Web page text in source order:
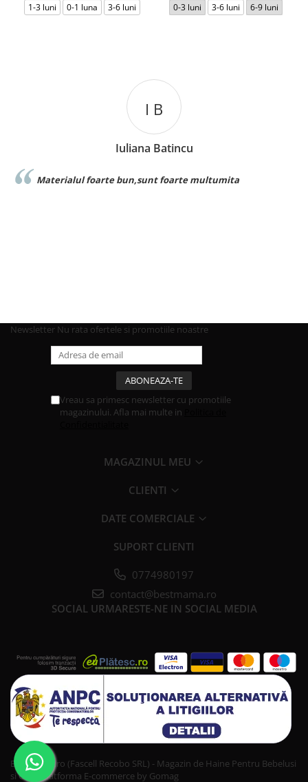
1-3 luni 0-1 luna 3-6 luni 0-3 luni 3-6 luni 6-9 luni
I B
Iuliana Batincu
Materialul foarte bun,sunt foarte multumita
Newsletter Nu rata ofertele si promotiile noastre
Vreau sa primesc newsletter cu promotiile
magazinului. Afla mai multe in
MAGAZINUL MEU
CLIENTI
DATE COMERCIALE
SUPORT CLIENTI
0774980197
contact@bestmama.ro
SOCIAL URMARESTE-NE IN SOCIAL MEDIA
Bestmama.ro (Fascell Recobo SRL) - Magazin de Haine Pentru Bebelusi
si Copii
Platforma E-commerce by Gomag